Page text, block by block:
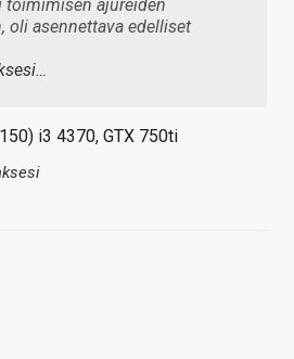
toimimisen ajureiden
oli asennettava edelliset
i3 4370, GTX 750ti